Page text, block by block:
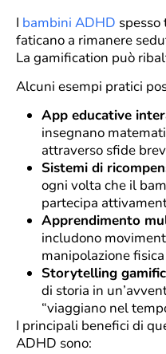
I bambini ADHD
faticano a rimanere
La gamification può
Alcuni esempi pratici
App educative
insegnano
attraverso sfide
Sistemi di
ogni volta che il
partecipa
Apprendimento
includono
manipolazione
Storytelling
di storia in
“viaggiano nel
I principali benefici di
ADHD sono: